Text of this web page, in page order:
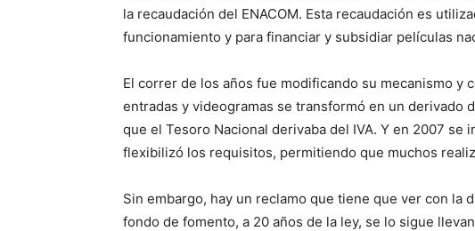
la recaudación del ENACOM. Esta recaudación es
funcionamiento y para financiar y subsidiar películas
El correr de los años fue modificando su mecanismo y
entradas y videogramas se transformó en un derivado
que el Tesoro Nacional derivaba del IVA. Y en 2007 se
flexibilizó los requisitos, permitiendo que muchos
Sin embargo, hay un reclamo que tiene que ver con la
fondo de fomento, a 20 años de la ley, se lo sigue